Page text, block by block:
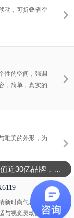
年产值近30亿品牌，全国2000多网点，免费量尺，包运输安装
动，可折叠省空
性的空间，强调
，简单，真实的
唯美的外形，为
新时尚气息。流
与视觉灵动感。